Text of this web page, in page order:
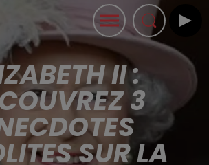
II :
3
SUR LA